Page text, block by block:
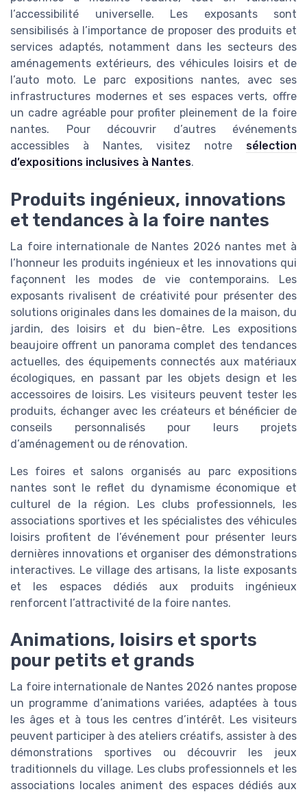
l’accessibilité universelle. Les exposants sont
sensibilisés à l’importance de proposer des produits et
services adaptés, notamment dans les secteurs des
aménagements extérieurs, des véhicules loisirs et de
l’auto moto. Le parc expositions nantes, avec ses
infrastructures modernes et ses espaces verts, offre
un cadre agréable pour profiter pleinement de la foire
nantes. Pour découvrir d’autres événements
accessibles à Nantes, visitez notre sélection
d’expositions inclusives à Nantes.
Produits ingénieux, innovations
et tendances à la foire nantes
La foire internationale de Nantes 2026 nantes met à
l’honneur les produits ingénieux et les innovations qui
façonnent les modes de vie contemporains. Les
exposants rivalisent de créativité pour présenter des
solutions originales dans les domaines de la maison, du
jardin, des loisirs et du bien-être. Les expositions
beaujoire offrent un panorama complet des tendances
actuelles, des équipements connectés aux matériaux
écologiques, en passant par les objets design et les
accessoires de loisirs. Les visiteurs peuvent tester les
produits, échanger avec les créateurs et bénéficier de
conseils personnalisés pour leurs projets
d’aménagement ou de rénovation.
Les foires et salons organisés au parc expositions
nantes sont le reflet du dynamisme économique et
culturel de la région. Les clubs professionnels, les
associations sportives et les spécialistes des véhicules
loisirs profitent de l’événement pour présenter leurs
dernières innovations et organiser des démonstrations
interactives. Le village des artisans, la liste exposants
et les espaces dédiés aux produits ingénieux
renforcent l’attractivité de la foire nantes.
Animations, loisirs et sports
pour petits et grands
La foire internationale de Nantes 2026 nantes propose
un programme d’animations variées, adaptées à tous
les âges et à tous les centres d’intérêt. Les visiteurs
peuvent participer à des ateliers créatifs, assister à des
démonstrations sportives ou découvrir les jeux
traditionnels du village. Les clubs professionnels et les
associations locales animent des espaces dédiés aux